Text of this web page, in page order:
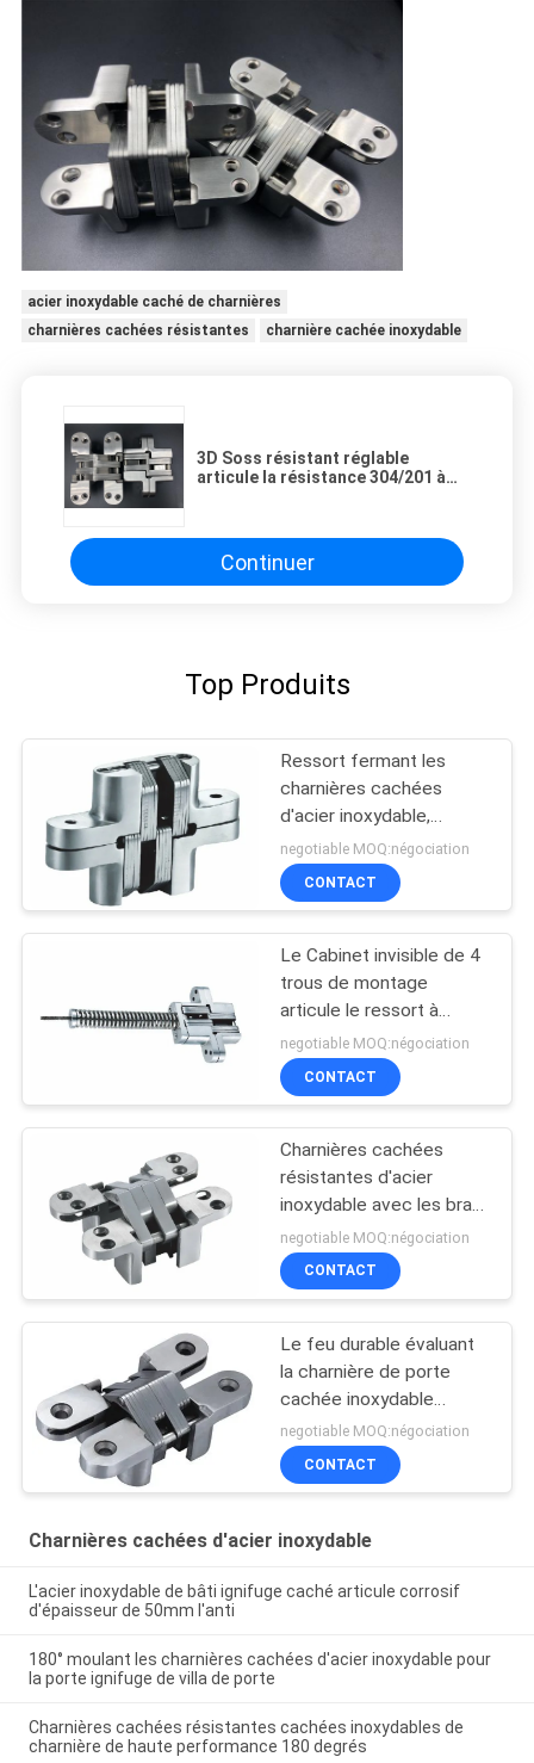
acier inoxydable caché de charnières
charnières cachées résistantes
charnière cachée inoxydable
3D Soss résistant réglable
articule la résistance 304/201 à
Continuer
Top Produits
Ressort fermant les
charnières cachées
d'acier inoxydable,
charnières invisibles pour
les portes intérieures
negotiable MOQ:négociation
CONTACT
Le Cabinet invisible de 4
trous de montage
articule le ressort à
fermeture automatique
d'acier inoxydable
negotiable MOQ:négociation
CONTACT
Charnières cachées
résistantes d'acier
inoxydable avec les bras
se reliants plus forts
larges
negotiable MOQ:négociation
CONTACT
Le feu durable évaluant
la charnière de porte
cachée inoxydable
19x95mm 180 degrés
negotiable MOQ:négociation
CONTACT
Charnières cachées d'acier inoxydable
L'acier inoxydable de bâti ignifuge caché articule corrosif
d'épaisseur de 50mm l'anti
180° moulant les charnières cachées d'acier inoxydable pour
la porte ignifuge de villa de porte
Charnières cachées résistantes cachées inoxydables de
charnière de haute performance 180 degrés